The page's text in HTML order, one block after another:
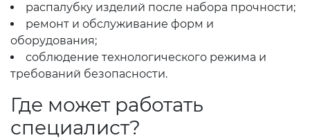
распалубку изделий после набора прочности;
ремонт и обслуживание форм и
оборудования;
соблюдение технологического режима и
требований безопасности.
Где может работать
специалист?